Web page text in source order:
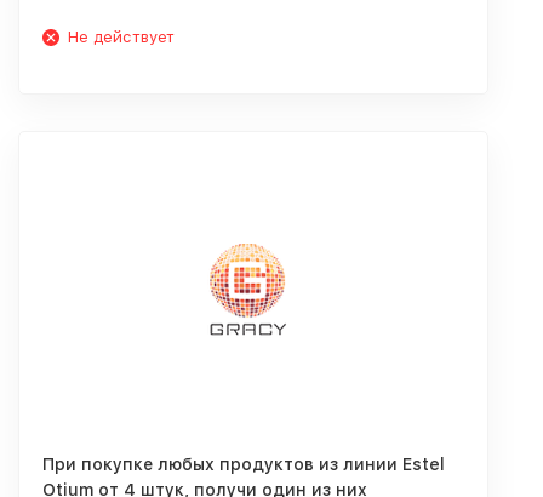
Не действует
При покупке любых продуктов из линии Estel
Otium от 4 штук, получи один из них